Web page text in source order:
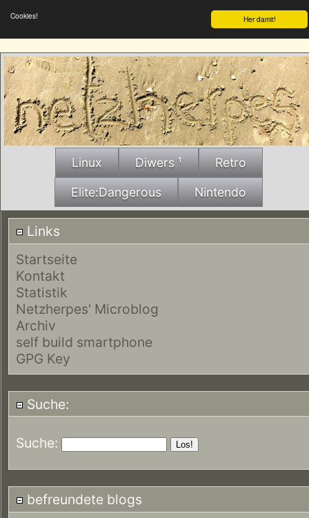
Her damit!
Cookies!
Linux Diwers ¹ Retro
Elite:Dangerous Nintendo
Links
Startseite
Kontakt
Statistik
Netzherpes' Microblog
Archiv
self build smartphone
GPG Key
Suche:
Suche:
befreundete blogs